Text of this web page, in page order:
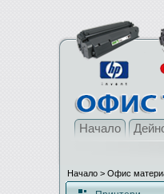
Начало
Начало > Офис